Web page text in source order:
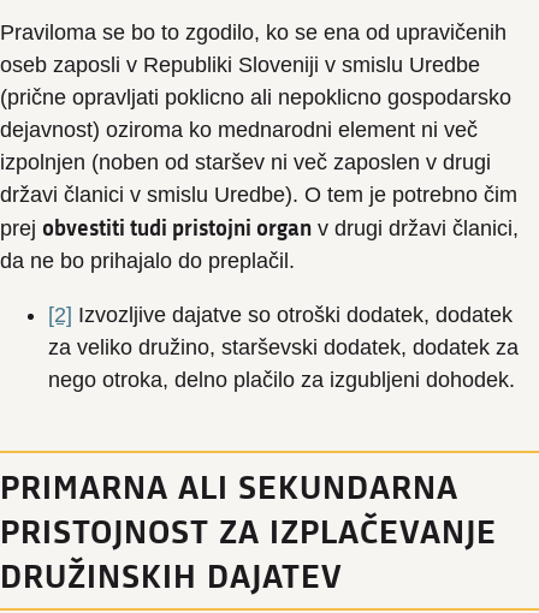
Praviloma se bo to zgodilo, ko se ena od upravičenih
oseb zaposli v Republiki Sloveniji v smislu Uredbe
(prične opravljati poklicno ali nepoklicno gospodarsko
dejavnost) oziroma ko mednarodni element ni več
izpolnjen (noben od staršev ni več zaposlen v drugi
državi članici v smislu Uredbe). O tem je potrebno čim
prej obvestiti tudi pristojni organ v drugi državi članici,
da ne bo prihajalo do preplačil.
[2] Izvozljive dajatve so otroški dodatek, dodatek
za veliko družino, starševski dodatek, dodatek za
nego otroka, delno plačilo za izgubljeni dohodek.
PRIMARNA ALI SEKUNDARNA
PRISTOJNOST ZA IZPLAČEVANJE
DRUŽINSKIH DAJATEV